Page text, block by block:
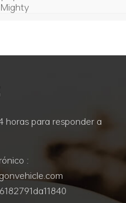
Mighty
horas para responder a
: